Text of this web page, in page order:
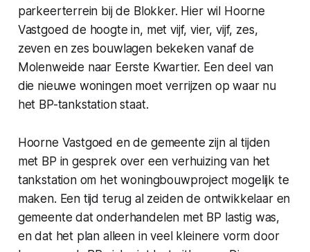
parkeerterrein bij de Blokker. Hier wil Hoorne
Vastgoed de hoogte in, met vijf, vier, vijf, zes,
zeven en zes bouwlagen bekeken vanaf de
Molenweide naar Eerste Kwartier. Een deel van
die nieuwe woningen moet verrijzen op waar nu
het BP-tankstation staat.
Hoorne Vastgoed en de gemeente zijn al tijden
met BP in gesprek over een verhuizing van het
tankstation om het woningbouwproject mogelijk te
maken. Een tijd terug al zeiden de ontwikkelaar en
gemeente dat onderhandelen met BP lastig was,
en dat het plan alleen in veel kleinere vorm door